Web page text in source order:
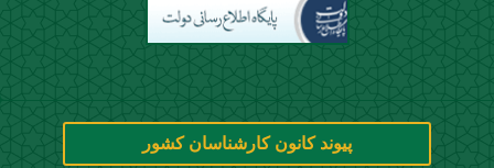
پیوند کانون کارشناسان کشور